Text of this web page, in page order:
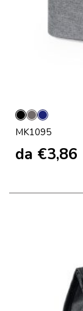
Nero
GreyMarineo
MK1095
da €3,86